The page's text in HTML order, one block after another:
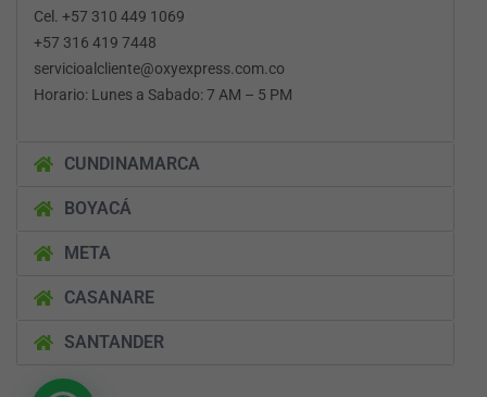
Cel. +57 310 449 1069
+57 316 419 7448
servicioalcliente@oxyexpress.com.co
Horario: Lunes a Sabado: 7 AM – 5 PM
CUNDINAMARCA
BOYACÁ
META
CASANARE
SANTANDER